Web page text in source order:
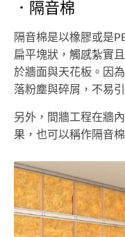
．隔音棉
隔音棉是以橡膠或是
扁平塊狀，觸感紮實
於牆面與天花板。因
落粉塵與碎屑，不易
另外，間牆工程在牆
果，也可以稱作隔音棉